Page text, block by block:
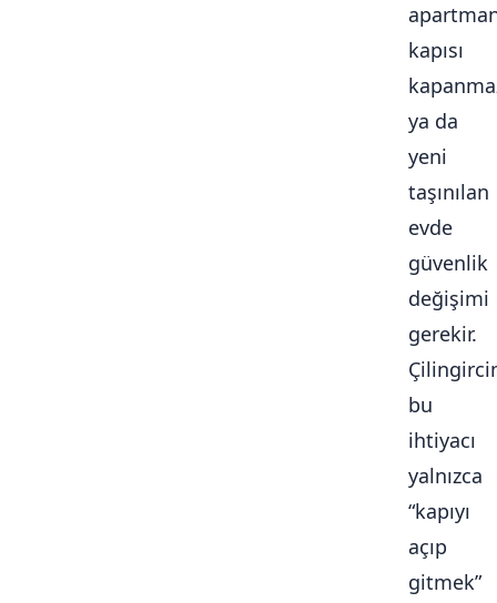
kapısı
ya da
yeni
taşınılan
evde
güvenlik
değişimi
gerekir.
bu
ihtiyacı
yalnızca
“kapıyı
açıp
gitmek”